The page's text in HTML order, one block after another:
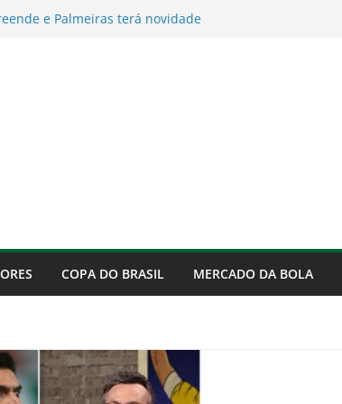
e Palmeiras terá novidade
COPA DO BRASIL MERCADO DA BOLA